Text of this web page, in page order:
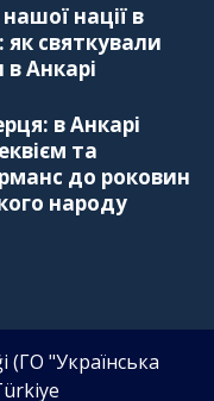
2, Як вивчити
1. Про створення
нації в
як святкували
Анкарі
в Анкарі
та
до роковин
народу
"Українська